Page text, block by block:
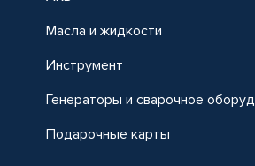
Масла и жидкости
Инструмент
Генераторы и сварочное
Подарочные карты